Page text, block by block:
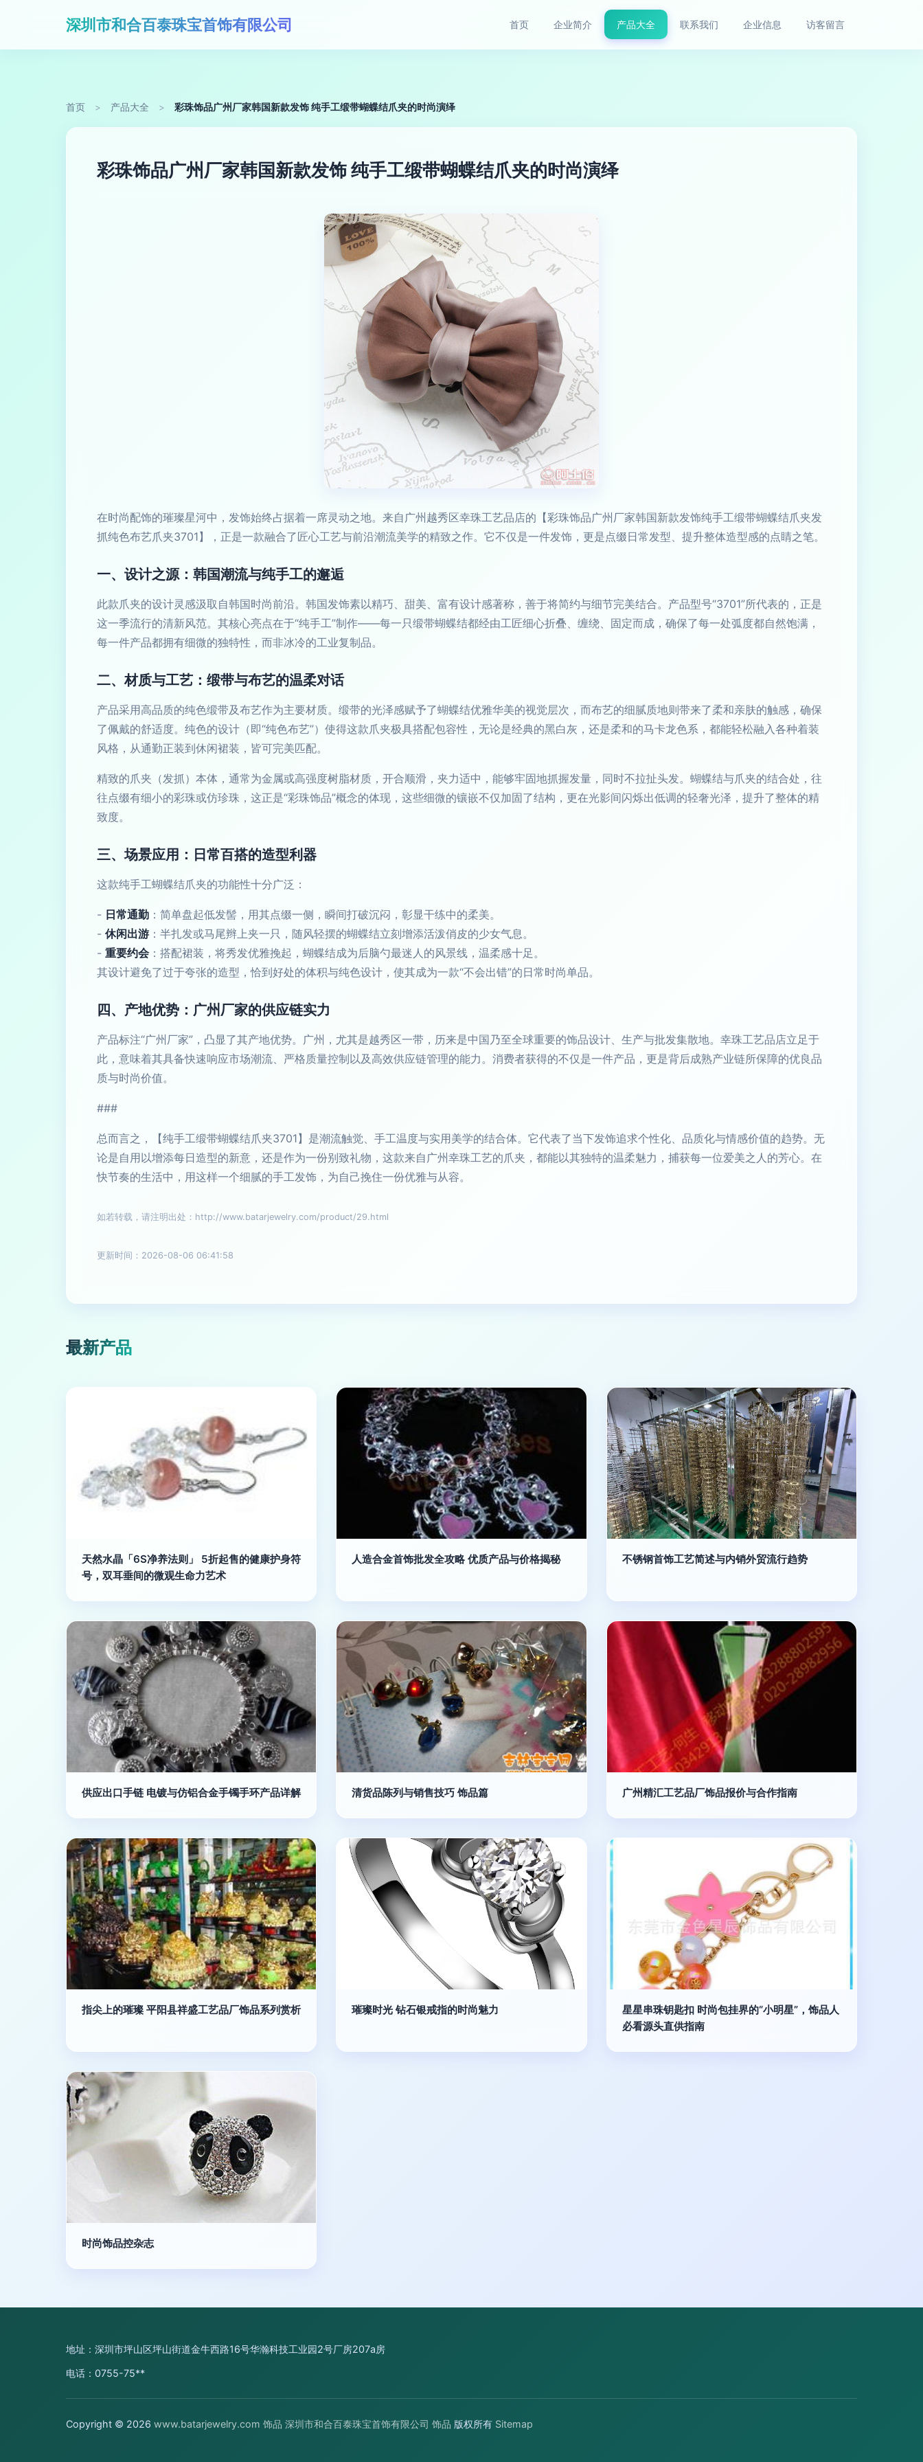
深圳市和合百泰珠宝首饰有限公司 首页 企业简介 产品大全 联系我们 企业信息 访客留言
首页 > 产品大全 > 彩珠饰品广州厂家韩国新款发饰 纯手工缎带蝴蝶结爪夹的时尚演绎
彩珠饰品广州厂家韩国新款发饰 纯手工缎带蝴蝶结爪夹的时尚演绎
在时尚配饰的璀璨星河中，发饰始终占据着一席灵动之地。来自广州越秀区幸珠工艺品店的【彩珠饰品广州厂家韩国新款发饰纯手工缎带蝴蝶结爪夹发
抓纯色布艺爪夹3701】，正是一款融合了匠心工艺与前沿潮流美学的精致之作。它不仅是一件发饰，更是点缀日常发型、提升整体造型感的点睛之笔。
一、设计之源：韩国潮流与纯手工的邂逅
此款爪夹的设计灵感汲取自韩国时尚前沿。韩国发饰素以精巧、甜美、富有设计感著称，善于将简约与细节完美结合。产品型号“3701”所代表的，正是
这一季流行的清新风范。其核心亮点在于“纯手工”制作——每一只缎带蝴蝶结都经由工匠细心折叠、缠绕、固定而成，确保了每一处弧度都自然饱满，
每一件产品都拥有细微的独特性，而非冰冷的工业复制品。
二、材质与工艺：缎带与布艺的温柔对话
产品采用高品质的纯色缎带及布艺作为主要材质。缎带的光泽感赋予了蝴蝶结优雅华美的视觉层次，而布艺的细腻质地则带来了柔和亲肤的触感，确保
了佩戴的舒适度。纯色的设计（即“纯色布艺”）使得这款爪夹极具搭配包容性，无论是经典的黑白灰，还是柔和的马卡龙色系，都能轻松融入各种着装
风格，从通勤正装到休闲裙装，皆可完美匹配。
精致的爪夹（发抓）本体，通常为金属或高强度树脂材质，开合顺滑，夹力适中，能够牢固地抓握发量，同时不拉扯头发。蝴蝶结与爪夹的结合处，往
往点缀有细小的彩珠或仿珍珠，这正是“彩珠饰品”概念的体现，这些细微的镶嵌不仅加固了结构，更在光影间闪烁出低调的轻奢光泽，提升了整体的精
致度。
三、场景应用：日常百搭的造型利器
这款纯手工蝴蝶结爪夹的功能性十分广泛：
- 日常通勤 ：简单盘起低发髻，用其点缀一侧，瞬间打破沉闷，彰显干练中的柔美。
- 休闲出游 ：半扎发或马尾辫上夹一只，随风轻摆的蝴蝶结立刻增添活泼俏皮的少女气息。
- 重要约会 ：搭配裙装，将秀发优雅挽起，蝴蝶结成为后脑勺最迷人的风景线，温柔感十足。
其设计避免了过于夸张的造型，恰到好处的体积与纯色设计，使其成为一款“不会出错”的日常时尚单品。
四、产地优势：广州厂家的供应链实力
产品标注“广州厂家”，凸显了其产地优势。广州，尤其是越秀区一带，历来是中国乃至全球重要的饰品设计、生产与批发集散地。幸珠工艺品店立足于
此，意味着其具备快速响应市场潮流、严格质量控制以及高效供应链管理的能力。消费者获得的不仅是一件产品，更是背后成熟产业链所保障的优良品
质与时尚价值。
###
总而言之，【纯手工缎带蝴蝶结爪夹3701】是潮流触觉、手工温度与实用美学的结合体。它代表了当下发饰追求个性化、品质化与情感价值的趋势。无
论是自用以增添每日造型的新意，还是作为一份别致礼物，这款来自广州幸珠工艺的爪夹，都能以其独特的温柔魅力，捕获每一位爱美之人的芳心。在
快节奏的生活中，用这样一个细腻的手工发饰，为自己挽住一份优雅与从容。
如若转载，请注明出处：http://www.batarjewelry.com/product/29.html
更新时间：2026-08-06 06:41:58
最新产品
天然水晶「6S净养法则」 5折起售的健康护身符
号，双耳垂间的微观生命力艺术
人造合金首饰批发全攻略 优质产品与价格揭秘 不锈钢首饰工艺简述与内销外贸流行趋势
供应出口手链 电镀与仿铝合金手镯手环产品详解 清货品陈列与销售技巧 饰品篇 广州精汇工艺品厂饰品报价与合作指南
指尖上的璀璨 平阳县祥盛工艺品厂饰品系列赏析 璀璨时光 钻石银戒指的时尚魅力
星星串珠钥匙扣 时尚包挂界的“小明星”，饰品人
必看源头直供指南
时尚饰品控杂志
地址：深圳市坪山区坪山街道金牛西路16号华瀚科技工业园2号厂房207a房
电话：0755-75**
Copyright © 2026 www.batarjewelry.com 饰品 深圳市和合百泰珠宝首饰有限公司 饰品 版权所有 Sitemap